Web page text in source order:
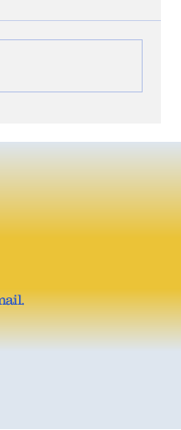
DE LA COMISIÓN
DE